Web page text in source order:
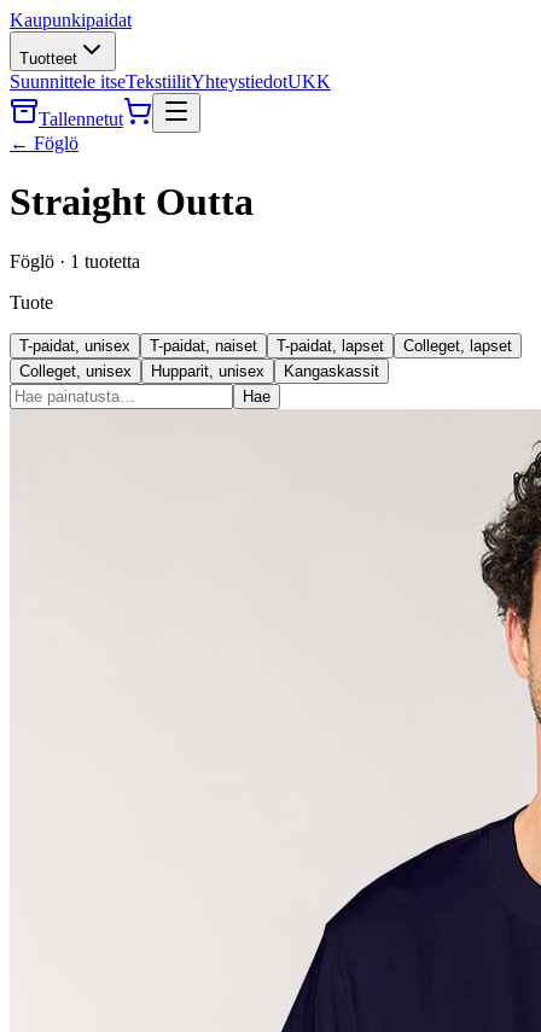
Kaupunkipaidat
Tuotteet
Suunnittele itseTekstiilitYhteystiedotUKK
Tallennetut
← Föglö
Straight Outta
Föglö · 1 tuotetta
Tuote
T-paidat, unisex T-paidat, naiset T-paidat, lapset
Colleget, lapset
Colleget, unisex
Hupparit, unisex
Kangaskassit
Hae